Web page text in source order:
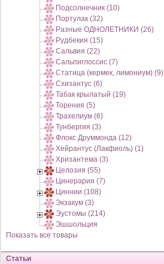
Подсолнечник (10)
Портулак (32)
Разные ОДНОЛЕТНИКИ (26)
Рудбекия (15)
Сальвия (22)
Сальпиглоссис (7)
Статица (кермек, лимониум) (9)
Схизантус (6)
Табак крылатый (19)
Торения (5)
Трахелиум (6)
Тунбергия (3)
Флокс Друммонда (12)
Хейрантус (Лакфиоль) (1)
Хризантема (3)
Целозия (55)
Цинерария (7)
Циннии (108)
Экзакум (3)
Эустомы (214)
Эшшольция
Показать все товары
Статьи